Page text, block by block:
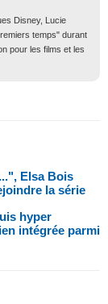
Disney, Lucie
temps" durant
pour les films et les
Elsa Bois
la série
hyper
intégrée parmi